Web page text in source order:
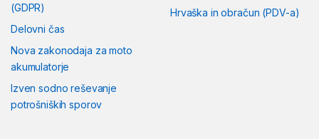
(GDPR)
Delovni čas
Nova zakonodaja za moto
akumulatorje
Izven sodno reševanje
potrošniških sporov
Hrvaška in obračun (PDV-a)